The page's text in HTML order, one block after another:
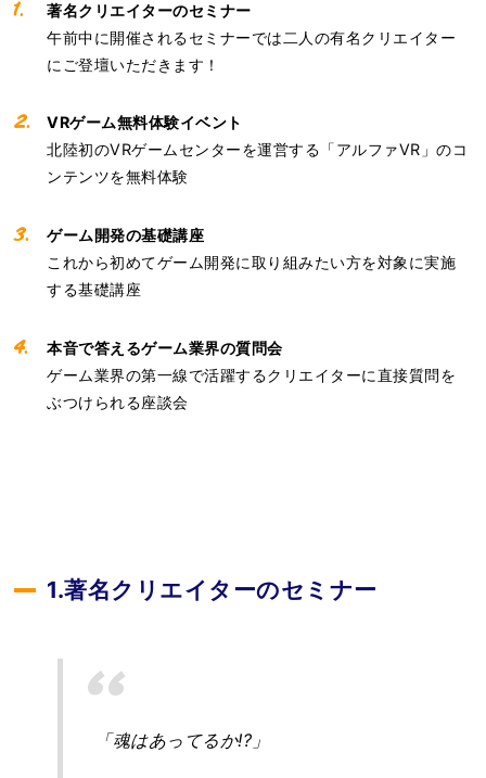
著名クリエイターのセミナー
午前中に開催されるセミナーでは二人の有名クリエイター
にご登壇いただきます！
VRゲーム無料体験イベント
北陸初のVRゲームセンターを運営する「アルファVR」のコ
ンテンツを無料体験
ゲーム開発の基礎講座
これから初めてゲーム開発に取り組みたい方を対象に実施
する基礎講座
本音で答えるゲーム業界の質問会
ゲーム業界の第一線で活躍するクリエイターに直接質問を
ぶつけられる座談会
1.著名クリエイターのセミナー
「魂はあってるか!?」